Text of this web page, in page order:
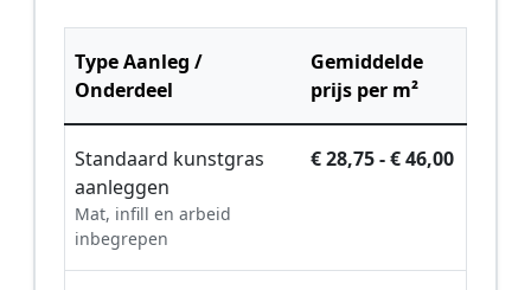
Type Aanleg /
Onderdeel
Gemiddelde
prijs per m²
Standaard kunstgras
aanleggen
Mat, infill en arbeid
inbegrepen
€ 28,75 - € 46,00